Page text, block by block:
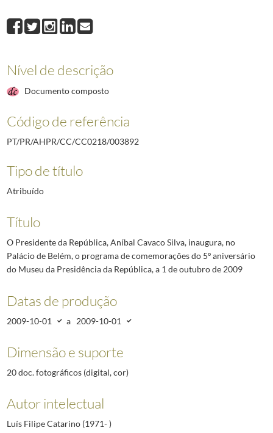
003894O Presidente da República, Aníbal Cavaco Silva, participa nas
003895O Presidente da República, Aníbal Cavaco Silva, recebe em audiência,
003897
O Presidente da República, Aníbal Cavaco Silva, recebe em audiência,
008331O Presidente Marcelo Rebelo de Sousa visita a 21.ª edição da
Nível de descrição
Documento composto
Código de referência
PT/PR/AHPR/CC/CC0218/003892
Tipo de título
Atribuído
Título
O Presidente da República, Aníbal Cavaco Silva, inaugura, no
Palácio de Belém, o programa de comemorações do 5º aniversário
do Museu da Presidência da República, a 1 de outubro de 2009
Datas de produção
2009-10-01 a 2009-10-01
Dimensão e suporte
20 doc. fotográficos (digital, cor)
Autor intelectual
Luís Filipe Catarino (1971- )